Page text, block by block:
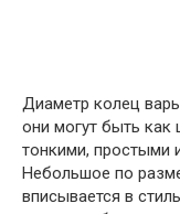
Диаметр колец
они могут быть
тонкими, простыми
Небольшое по
вписывается в